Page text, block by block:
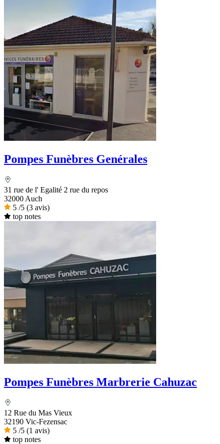
Pompes Funèbres Genérales
31 rue de l' Egalité 2 rue du repos
32000 Auch
5 /5 (3 avis)
top notes
Pompes Funèbres Marbrerie Cahuzac
12 Rue du Mas Vieux
32190 Vic-Fezensac
5 /5 (1 avis)
top notes